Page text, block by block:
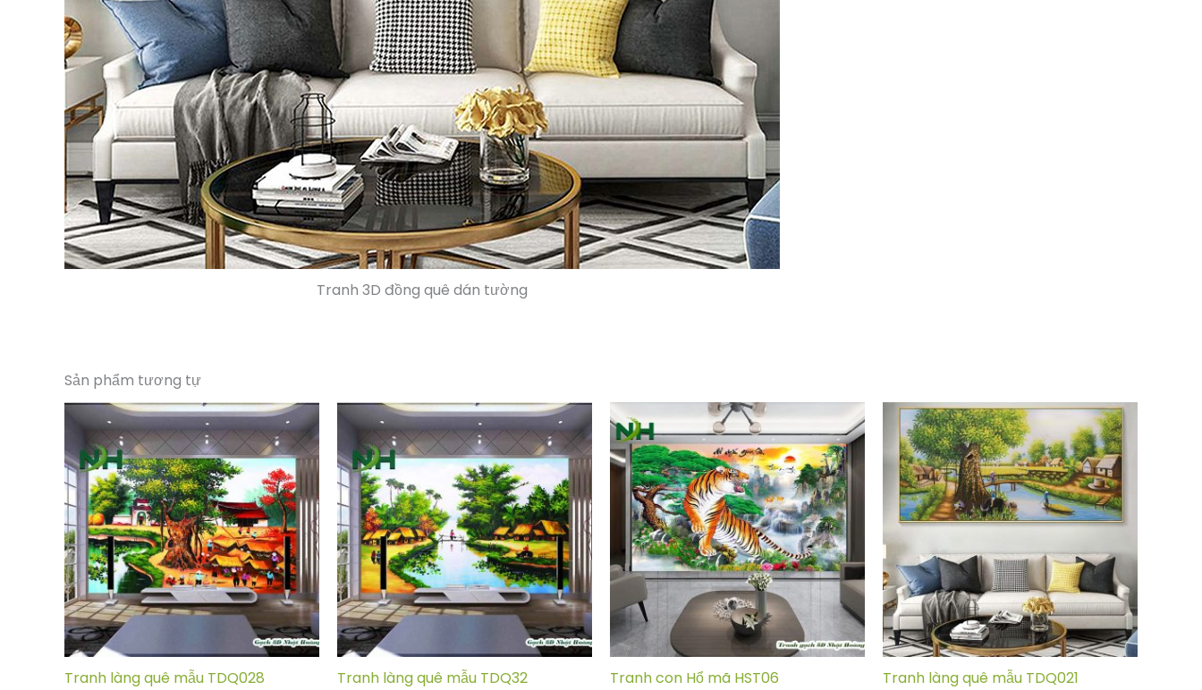
Tranh 3D đồng quê dán tường
Sản phẩm tương tự
Tranh làng quê mẫu TDQ028 Tranh làng quê mẫu TDQ32 Tranh con Hổ mã HST06 Tranh làng quê mẫu TDQ021